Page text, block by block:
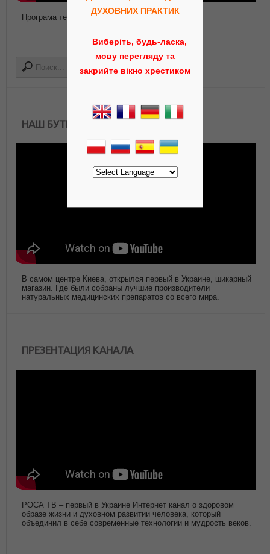
Програма телепередач Роса ТВ
НАШ БУТИК АЮРВЕДЫ
В самом центре Киева, открылся первый в Украине, шикарный
магазин. Где были собраны лучшие производители
натуральных медицинских препаратов со всего мира.
ПРЕЗЕНТАЦИЯ КАНАЛА
РОСА ТВ – первый в Украине Интернет канал о здоровом
образе жизни и духовном развитии человека, который
объединил в себе современные технологии и мудрость веков.
ДУХОВНИХ ПРАКТИК
Виберіть, будь-ласка,
мову перегляду та
закрийте вікно хрестиком